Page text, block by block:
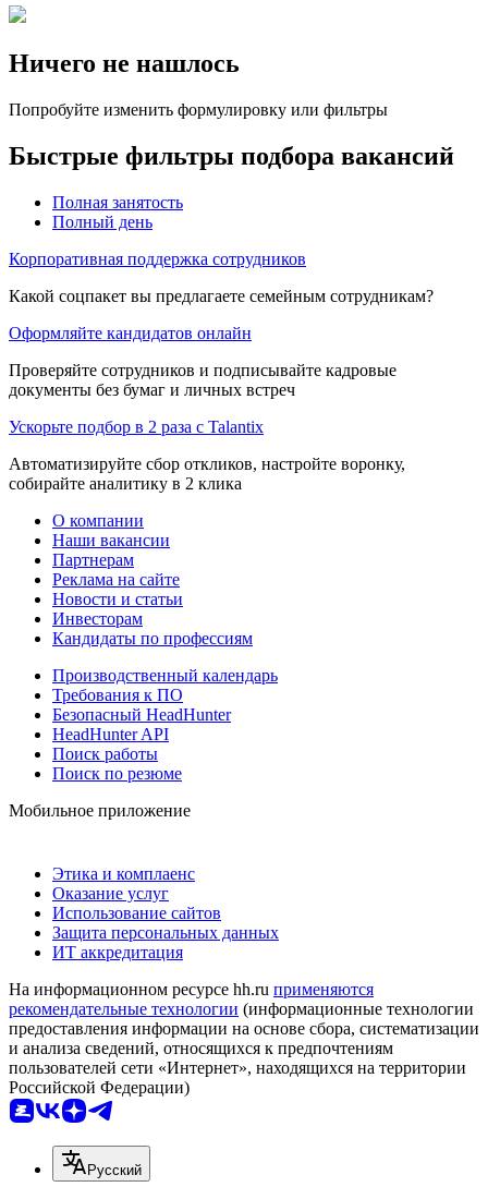
Ничего не нашлось
Попробуйте изменить формулировку или фильтры
Быстрые фильтры подбора вакансий
Полная занятость
Полный день
Корпоративная поддержка сотрудников
Какой соцпакет вы предлагаете семейным сотрудникам?
Оформляйте кандидатов онлайн
Проверяйте сотрудников и подписывайте кадровые
документы без бумаг и личных встреч
Ускорьте подбор в 2 раза с Talantix
Автоматизируйте сбор откликов, настройте воронку,
собирайте аналитику в 2 клика
О компании
Наши вакансии
Партнерам
Реклама на сайте
Новости и статьи
Инвесторам
Кандидаты по профессиям
Производственный календарь
Требования к ПО
Безопасный HeadHunter
HeadHunter API
Поиск работы
Поиск по резюме
Мобильное приложение
Этика и комплаенс
Оказание услуг
Использование сайтов
Защита персональных данных
ИТ аккредитация
На информационном ресурсе hh.ru применяются
рекомендательные технологии (информационные технологии
предоставления информации на основе сбора, систематизации
и анализа сведений, относящихся к предпочтениям
пользователей сети «Интернет», находящихся на территории
Российской Федерации)
Русский